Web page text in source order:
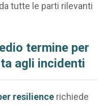
tutte le parti rilevanti
termine per
agli incidenti
resilience richiede